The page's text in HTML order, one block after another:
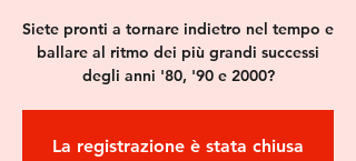
Siete pronti a tornare indietro nel tempo e
ballare al ritmo dei più grandi successi
degli anni '80, '90 e 2000?
La registrazione è stata chiusa